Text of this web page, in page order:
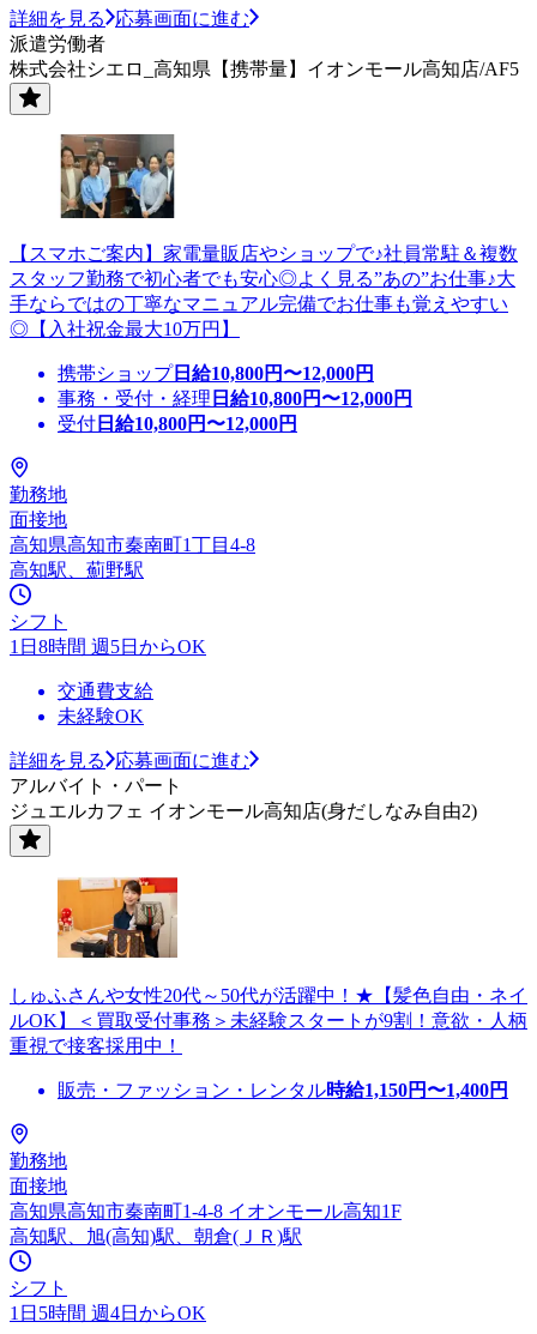
詳細を見る
応募画面に進む
派遣労働者
株式会社シエロ_高知県【携帯量】イオンモール高知店/AF5
【スマホご案内】家電量販店やショップで♪社員常駐＆複数
スタッフ勤務で初心者でも安心◎よく見る”あの”お仕事♪大
手ならではの丁寧なマニュアル完備でお仕事も覚えやすい
◎【入社祝金最大10万円】
携帯ショップ日給10,800円〜12,000円
事務・受付・経理 日給10,800円〜12,000円
受付 日給10,800円〜12,000円
勤務地
面接地
高知県高知市秦南町1丁目4-8
高知駅、薊野駅
シフト
1日8時間 週5日からOK
交通費支給
未経験OK
詳細を見る
応募画面に進む
アルバイト・パート
ジュエルカフェ イオンモール高知店(身だしなみ自由2)
しゅふさんや女性20代～50代が活躍中！★【髪色自由・ネイ
ルOK】＜買取受付事務＞未経験スタートが9割！意欲・人柄
重視で接客採用中！
販売・ファッション・レンタル時給1,150円〜1,400円
勤務地
面接地
高知県高知市秦南町1-4-8 イオンモール高知1F
高知駅、旭(高知)駅、朝倉(ＪＲ)駅
シフト
1日5時間 週4日からOK